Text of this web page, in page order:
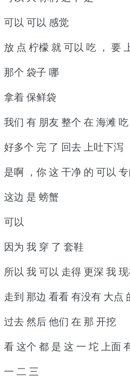
可以 可以 感觉
放 点 柠檬 就 可以 吃 ， 要
那个 袋子 哪
拿着 保鲜袋
我们 有 朋友 整个 在 海滩 吃
好多个 完 了 回去 上吐下泻
是啊 ，你 这 干净 的 可以
这边 是 螃蟹
可以
因为 我 穿 了 套鞋
所以 我 可以 走得 更深 我
走到 那边 看看 有没有 大点
过去 然后 他们 在 那 开挖
看 这个 都 是 这 一 坨 上面
一 二 三